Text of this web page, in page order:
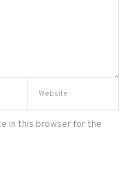
in this browser for the